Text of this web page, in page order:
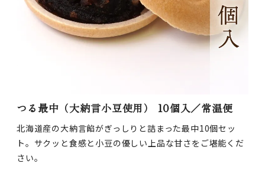
つる最中（大納言小豆使用） 10個入／常温便
北海道産の大納言餡がぎっしりと詰まった最中10個セッ
ト。サクッと食感と小豆の優しい上品な甘さをご堪能くだ
さい。